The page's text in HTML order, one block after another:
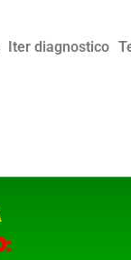
Iter diagnostico